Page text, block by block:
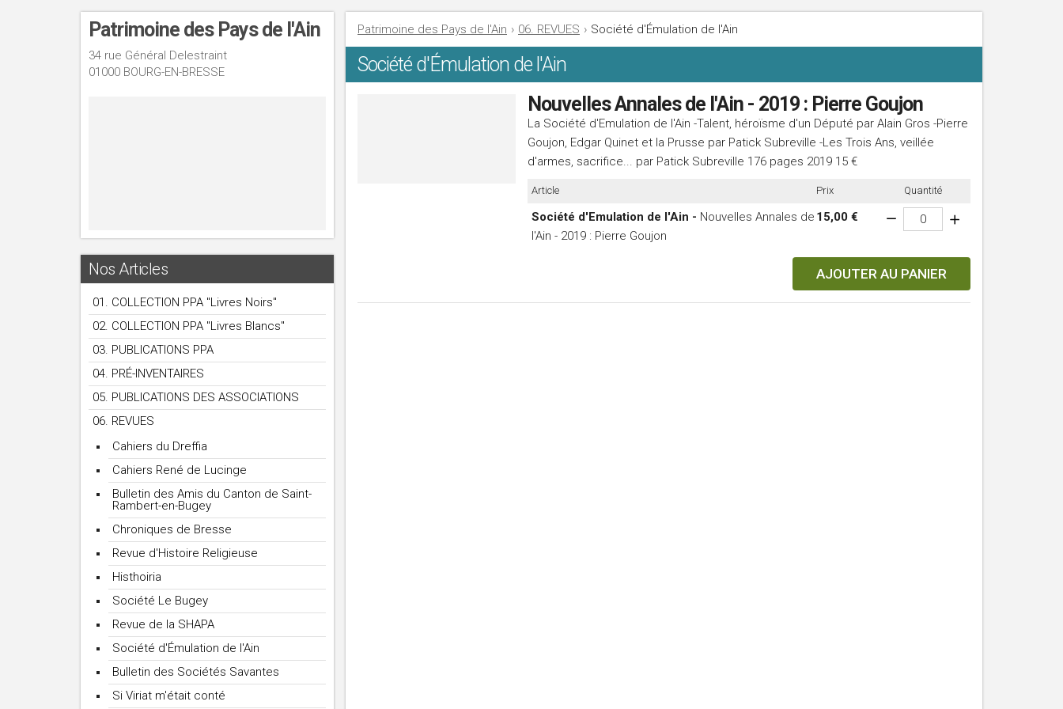
Patrimoine des Pays de l'Ain
34 rue Général Delestraint
01000 BOURG-EN-BRESSE
Nos Articles
01. COLLECTION PPA "Livres Noirs"
02. COLLECTION PPA "Livres Blancs"
03. PUBLICATIONS PPA
04. PRÉ-INVENTAIRES
05. PUBLICATIONS DES ASSOCIATIONS
06. REVUES
Cahiers du Dreffia
Cahiers René de Lucinge
Bulletin des Amis du Canton de Saint-
Rambert-en-Bugey
Chroniques de Bresse
Revue d'Histoire Religieuse
Histhoiria
Société Le Bugey
Revue de la SHAPA
Société d'Émulation de l'Ain
Bulletin des Sociétés Savantes
Si Viriat m'était conté
Patrimoine des Pays de l'Ain › 06. REVUES › Société d'Émulation de l'Ain
Société d'Émulation de l'Ain
Nouvelles Annales de l'Ain - 2019 : Pierre Goujon
La Société d'Emulation de l'Ain -Talent, héroïsme d'un Député par Alain Gros -Pierre
Goujon, Edgar Quinet et la Prusse par Patick Subreville -Les Trois Ans, veillée
d'armes, sacrifice... par Patick Subreville 176 pages 2019 15 €
Article Prix Quantité
Société d'Emulation de l'Ain - Nouvelles Annales de
l'Ain - 2019 : Pierre Goujon
15,00 €
AJOUTER AU PANIER